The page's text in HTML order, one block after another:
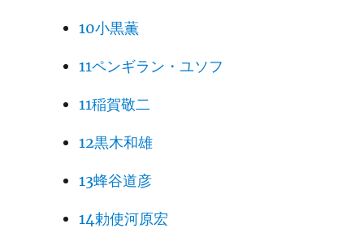
10小黒薫
11ペンギラン・ユソフ
11稲賀敬二
12黒木和雄
13蜂谷道彦
14勅使河原宏